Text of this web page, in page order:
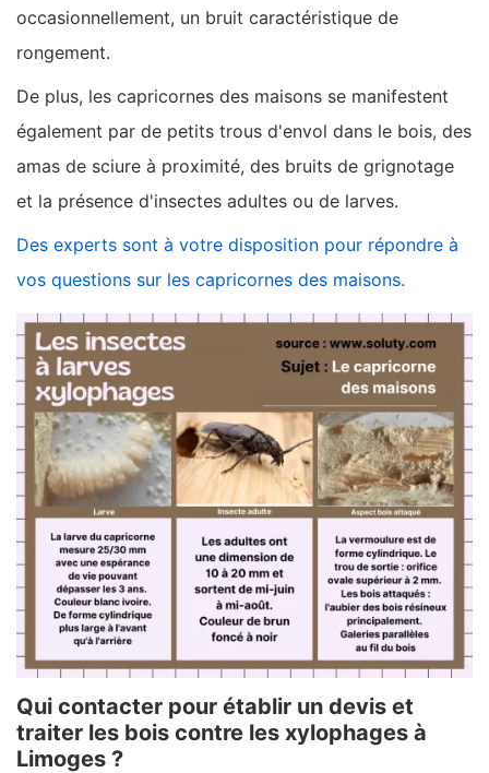
occasionnellement, un bruit caractéristique de
rongement.
De plus, les capricornes des maisons se manifestent
également par de petits trous d'envol dans le bois, des
amas de sciure à proximité, des bruits de grignotage
et la présence d'insectes adultes ou de larves.
Des experts sont à votre disposition pour répondre à
vos questions sur les capricornes des maisons.
Qui contacter pour établir un devis et
traiter les bois contre les xylophages à
Limoges ?